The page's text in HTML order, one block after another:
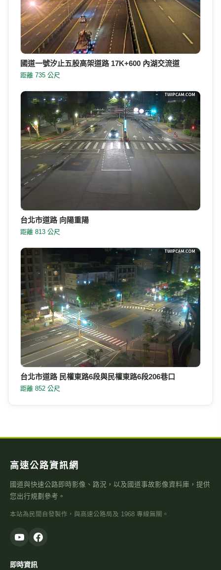
國道一號汐止五股高架道路 17K+600 內湖交流道
距離 735 公尺
台北市道路 向陽重陽
距離 813 公尺
台北市道路 民權東路6段與民權東路6段206巷口
距離 852 公尺
高速公路資訊網
國道與快速公路即時影像、路況，以及國道事故影像資料庫，提供
您出行規劃參考。
本站為民間自發製作，與高速公路局及 1968 專線無關。
即時資訊